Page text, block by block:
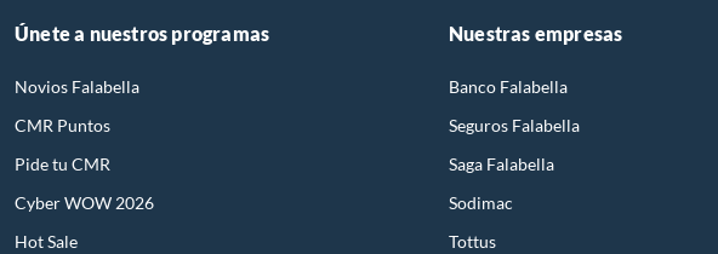
Únete a nuestros programas
Novios Falabella
CMR Puntos
Pide tu CMR
Cyber WOW 2026
Hot Sale
Nuestras empresas
Banco Falabella
Seguros Falabella
Saga Falabella
Sodimac
Tottus